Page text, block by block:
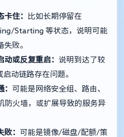
住：
比如长期停留在
Starting 等状态，说明可能
失败。
动或反复重启： 说明到达了较
动链路存在问题。
可能是网络安全组、路由、
防火墙，或扩展导致的服务异
： 可能是镜像/磁盘/配额/策